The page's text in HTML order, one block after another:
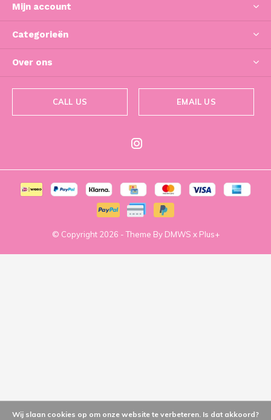
Mijn account
Categorieën
Over ons
CALL US EMAIL US
© Copyright 2026 - Theme By DMWS x Plus+
Wij slaan cookies op om onze website te verbeteren. Is dat akkoord?